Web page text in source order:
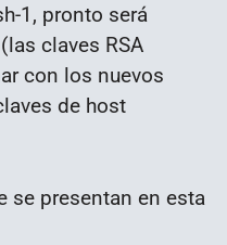
1, pronto será
claves RSA
con los nuevos
de host
se presentan en esta